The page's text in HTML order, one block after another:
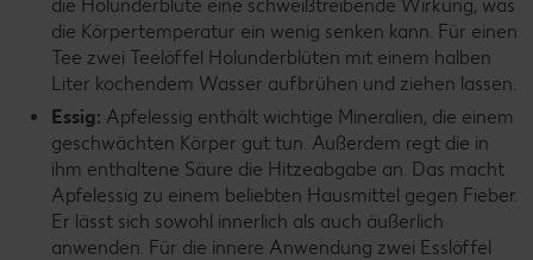
die Holunderblüte eine schweißtreibende Wirkung, was
die Körpertemperatur ein wenig senken kann. Für einen
Tee zwei Teelöffel Holunderblüten mit einem halben
Liter kochendem Wasser aufbrühen und ziehen lassen.
Essig: Apfelessig enthält wichtige Mineralien, die einem
geschwächten Körper gut tun. Außerdem regt die in
ihm enthaltene Säure die Hitzeabgabe an. Das macht
Apfelessig zu einem beliebten Hausmittel gegen Fieber.
Er lässt sich sowohl innerlich als auch äußerlich
anwenden. Für die innere Anwendung zwei Esslöffel